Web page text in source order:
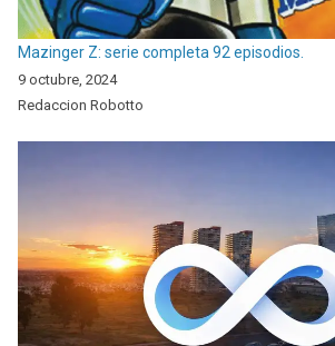
Mazinger Z: serie completa 92 episodios.
9 octubre, 2024
Redaccion Robotto